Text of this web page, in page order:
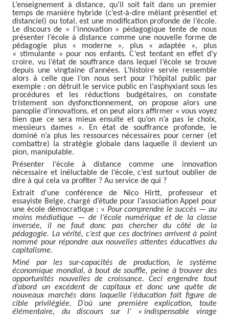
L’enseignement à distance, qu’il soit fait dans un premier
temps de manière hybride (c’est-à-dire mêlant présentiel et
distanciel) ou total, est une modification profonde de l’école.
Le discours de « l’innovation » pédagogique tente de nous
présenter l’école à distance comme une nouvelle forme de
pédagogie plus « moderne », plus « adaptée », plus
« stimulante » pour nos enfants. C’est tentant en effet d’y
croire, vu l’état de souffrance dans lequel l’école se trouve
depuis une vingtaine d’années. L’histoire servie ressemble
alors à celle que l’on nous sert pour l’hôpital public par
exemple : on détruit le service public en l’asphyxiant sous les
procédures et les réductions budgétaires, on constate
tristement son dysfonctionnement, on propose alors une
panoplie d’innovations, et on peut alors affirmer « vous voyez
bien que ce sera mieux ensuite et qu’on n’a pas le choix,
messieurs dames ». En état de souffrance profonde, le
dominé n’a plus les ressources nécessaires pour cerner (et
combattre) la stratégie globale dans laquelle il devient un
pion, manipulable.
Présenter l’école à distance comme une innovation
nécessaire et inéluctable de l’école, c’est surtout oublier de
dire à qui cela va profiter ? Au service de qui ?
Extrait d’une conférence de Nico Hirtt, professeur et
essayiste Belge, chargé d’étude pour l’association Appel pour
une école démocratique : « Pour comprendre le succès — au
moins médiatique — de l’école numérique et de la classe
inversée, il ne faut donc pas chercher du côté de la
pédagogie. La vérité, c’est que ces doctrines arrivent à point
nommé pour répondre aux nouvelles attentes éducatives du
capitalisme.
Miné par les sur-capacités de production, le système
économique mondial, à bout de souffle, peine à trouver des
opportunités nouvelles de croissance. Ceci engendre tout
d’abord un excédent de capitaux et donc une quête de
nouveaux marchés dans laquelle l’éducation fait figure de
cible privilégiée. D’où une première explication, toute
élémentaire, du discours sur l’ « indispensable virage